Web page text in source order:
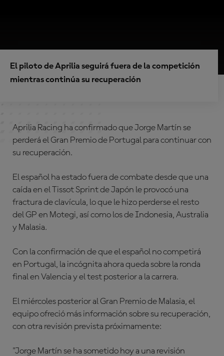
El piloto de Aprilia seguirá fuera de la competición
mientras continúa su recuperación
Aprilia Racing ha confirmado que Jorge Martín se
perderá el Gran Premio de Portugal para continuar con
su recuperación.
El español ha estado fuera de combate desde que una
caída en el Tissot Sprint de Japón le provocó una
fractura de clavícula, lo que le hizo perderse el resto
del GP en Motegi, así como los de Indonesia, Australia
y Malasia.
Con la confirmación de que el español no competirá
en Portugal, la incógnita ahora queda sobre la ronda
final en Valencia y el test posterior a la carrera.
El miércoles posterior al Gran Premio de Malasia, el
equipo ofreció más información sobre su recuperación,
con otra revisión prevista próximamente:
"Jorge Martín se ha sometido hoy a una revisión